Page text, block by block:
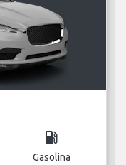
local_gas_station
Gasolina